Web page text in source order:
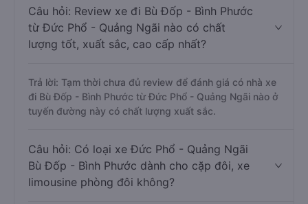
Câu hỏi: Review xe đi Bù Đốp - Bình Phước
từ Đức Phổ - Quảng Ngãi nào có chất
lượng tốt, xuất sắc, cao cấp nhất?
Trả lời: Tạm thời chưa đủ review để đánh giá có nhà xe
đi Bù Đốp - Bình Phước từ Đức Phổ - Quảng Ngãi nào ở
tuyến đường này có chất lượng xuất sắc.
Câu hỏi: Có loại xe Đức Phổ - Quảng Ngãi
Bù Đốp - Bình Phước dành cho cặp đôi, xe
limousine phòng đôi không?